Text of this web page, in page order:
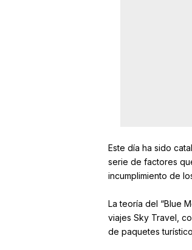
Este día ha sido
serie de factores
incumplimiento de
La teoría del “Blue
viajes Sky Travel,
de paquetes